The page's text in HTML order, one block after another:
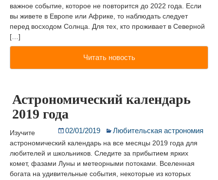
важное событие, которое не повторится до 2022 года. Если
вы живете в Европе или Африке, то наблюдать следует
перед восходом Солнца. Для тех, кто проживает в Северной
[…]
Читать новость
Астрономический календарь
2019 года
02/01/2019 Любительская астрономия
Изучите
астрономический календарь на все месяцы 2019 года для
любителей и школьников. Следите за прибытием ярких
комет, фазами Луны и метеорными потоками. Вселенная
богата на удивительные события, некоторые из которых